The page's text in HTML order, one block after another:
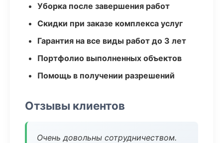
Уборка после завершения работ
Скидки при заказе комплекса услуг
Гарантия на все виды работ до 3 лет
Портфолио выполненных объектов
Помощь в получении разрешений
Отзывы клиентов
Очень довольны сотрудничеством.